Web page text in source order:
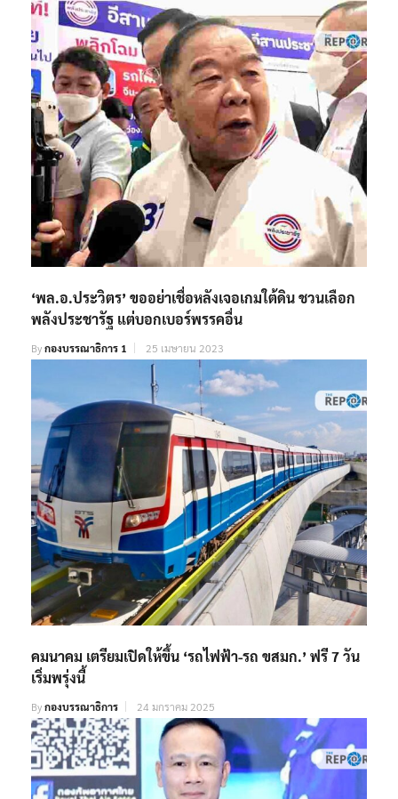
‘พล.อ.ประวิตร’ ขออย่าเชื่อหลังเจอเกมใต้ดิน ชวนเลือก
พลังประชารัฐ แต่บอกเบอร์พรรคอื่น
Byกองบรรณาธิการ 1 25 เมษายน 2023
คมนาคม​ เตรียมเปิดให้ขึ้น​ ‘รถไฟฟ้า-รถ​ ขสมก.’ ฟรี 7 วัน​
เริ่มพรุ่งนี้
Byกองบรรณาธิการ 24 มกราคม 2025